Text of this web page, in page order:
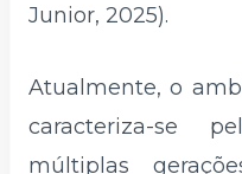
Junior, 2025).
Atualmente, o
caracteriza-se
múltiplas